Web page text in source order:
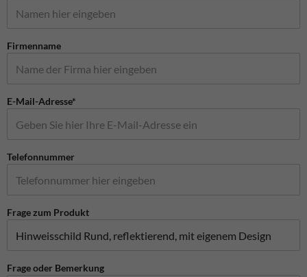
Firmenname
E-Mail-Adresse*
Telefonnummer
Frage zum Produkt
Frage oder Bemerkung